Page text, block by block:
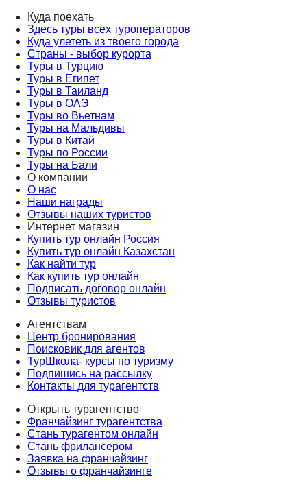
Куда поехать
Здесь туры всех туроператоров
Куда улететь из твоего города
Страны - выбор курорта
Туры в Турцию
Туры в Египет
Туры в Таиланд
Туры в ОАЭ
Туры во Вьетнам
Туры на Мальдивы
Туры в Китай
Туры по России
Туры на Бали
О компании
О нас
Наши награды
Отзывы наших туристов
Интернет магазин
Купить тур онлайн Россия
Купить тур онлайн Казахстан
Как найти тур
Как купить тур онлайн
Подписать договор онлайн
Отзывы туристов
Агентствам
Центр бронирования
Поисковик для агентов
ТурШкола- курсы по туризму
Подпишись на рассылку
Контакты для турагентств
Открыть турагентство
Франчайзинг турагентства
Стань турагентом онлайн
Стань фрилансером
Заявка на франчайзинг
Отзывы о франчайзинге